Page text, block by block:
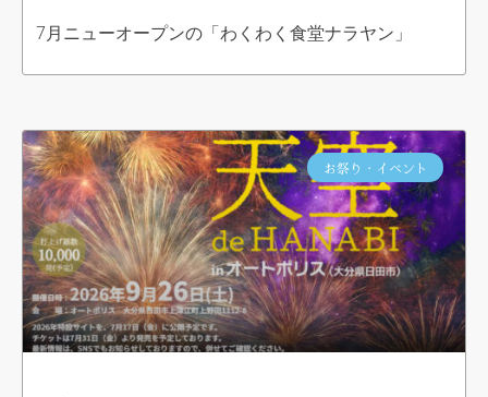
7月ニューオープンの「わくわく食堂ナラヤン」
お祭り・イベント